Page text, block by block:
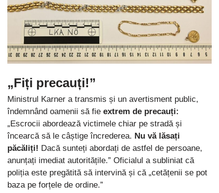
„Fiți precauți!”
Ministrul Karner a transmis și un avertisment public,
îndemnând oamenii să fie extrem de precauți:
„Escrocii abordează victimele chiar pe stradă și
încearcă să le câștige încrederea. Nu vă lăsați
păcăliți! Dacă sunteți abordați de astfel de persoane,
anunțați imediat autoritățile.” Oficialul a subliniat că
poliția este pregătită să intervină și că „cetățenii se pot
baza pe forțele de ordine.”